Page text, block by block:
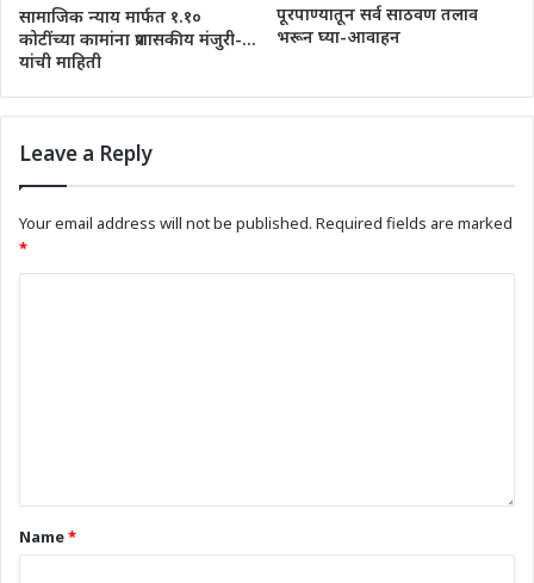
सामाजिक न्याय मार्फत १.१०
कोटींच्या कामांना प्रशासकीय मंजुरी-…
यांची माहिती
पूरपाण्यातून सर्व साठवण तलाव
भरून घ्या-आवाहन
Leave a Reply
Your email address will not be published. Required fields are marked
*
Name*